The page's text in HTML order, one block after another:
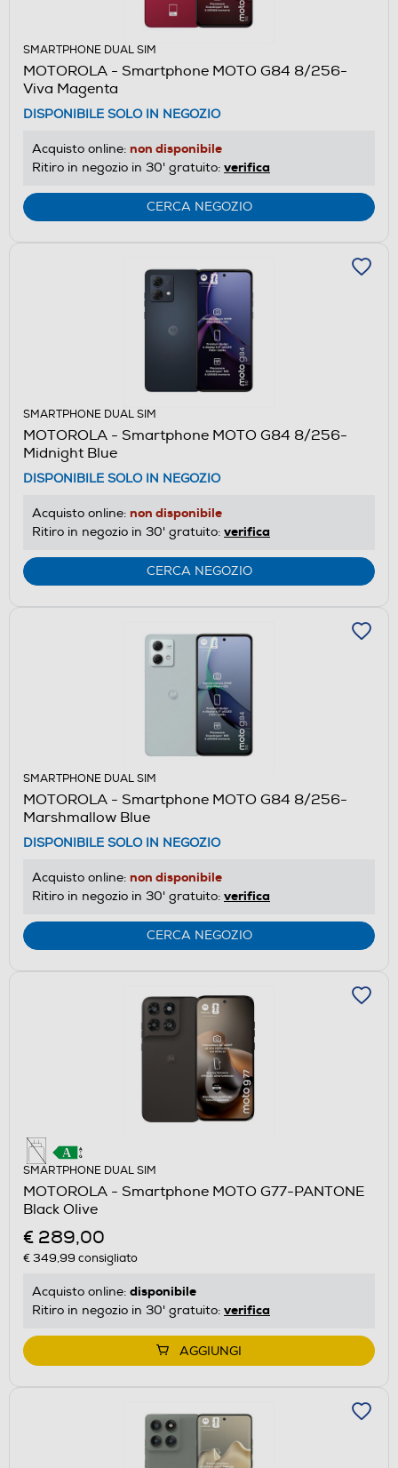
SMARTPHONE DUAL SIM
MOTOROLA - Smartphone MOTO G84 8/256-
Viva Magenta
DISPONIBILE SOLO IN NEGOZIO
Acquisto online: non disponibile
Ritiro in negozio in 30' gratuito: verifica
CERCA NEGOZIO
SMARTPHONE DUAL SIM
MOTOROLA - Smartphone MOTO G84 8/256-
Midnight Blue
DISPONIBILE SOLO IN NEGOZIO
Acquisto online: non disponibile
Ritiro in negozio in 30' gratuito: verifica
CERCA NEGOZIO
SMARTPHONE DUAL SIM
MOTOROLA - Smartphone MOTO G84 8/256-
Marshmallow Blue
DISPONIBILE SOLO IN NEGOZIO
Acquisto online: non disponibile
Ritiro in negozio in 30' gratuito: verifica
CERCA NEGOZIO
SMARTPHONE DUAL SIM
MOTOROLA - Smartphone MOTO G77-PANTONE
Black Olive
€ 289,00
€ 349,99 consigliato
Acquisto online: disponibile
Ritiro in negozio in 30' gratuito: verifica
AGGIUNGI